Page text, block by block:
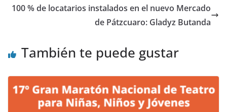
100 % de locatarios instalados en el nuevo Mercado
de Pátzcuaro: Gladyz Butanda
También te puede gustar